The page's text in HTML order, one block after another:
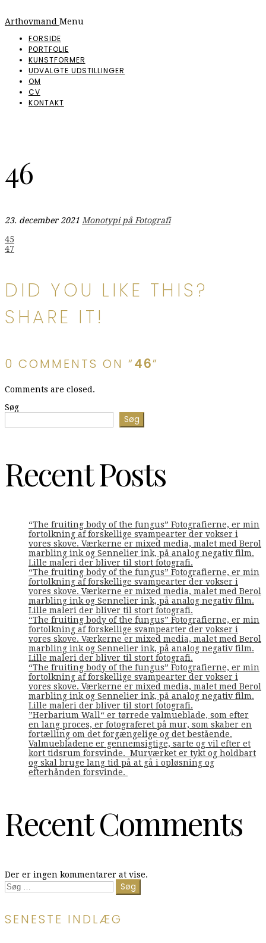
Arthovmand Menu
FORSIDE
PORTFOLIE
KUNSTFORMER
UDVALGTE UDSTILLINGER
OM
CV
KONTAKT
46
23. december 2021 Monotypi på Fotografi
Indlægsnavigation
45
47
DID YOU LIKE THIS?
SHARE IT!
0 COMMENTS ON “46”
Comments are closed.
Søg
Søg
Recent Posts
“The fruiting body of the fungus” Fotografierne, er min
fortolkning af forskellige svampearter der vokser i
vores skove. Værkerne er mixed media, malet med Berol
marbling ink og Sennelier ink, på analog negativ film.
Lille maleri der bliver til stort fotografi.
“The fruiting body of the fungus” Fotografierne, er min
fortolkning af forskellige svampearter der vokser i
vores skove. Værkerne er mixed media, malet med Berol
marbling ink og Sennelier ink, på analog negativ film.
Lille maleri der bliver til stort fotografi.
“The fruiting body of the fungus” Fotografierne, er min
fortolkning af forskellige svampearter der vokser i
vores skove. Værkerne er mixed media, malet med Berol
marbling ink og Sennelier ink, på analog negativ film.
Lille maleri der bliver til stort fotografi.
“The fruiting body of the fungus” Fotografierne, er min
fortolkning af forskellige svampearter der vokser i
vores skove. Værkerne er mixed media, malet med Berol
marbling ink og Sennelier ink, på analog negativ film.
Lille maleri der bliver til stort fotografi.
”Herbarium Wall“ er tørrede valmueblade, som efter
en lang proces, er fotograferet på mur, som skaber en
fortælling om det forgængelige og det bestående.
Valmuebladene er gennemsigtige, sarte og vil efter et
kort tidsrum forsvinde. Murværket er tykt og holdbart
og skal bruge lang tid på at gå i opløsning og
efterhånden forsvinde.
Recent Comments
Der er ingen kommentarer at vise.
Søg
efter:
SENESTE INDLÆG